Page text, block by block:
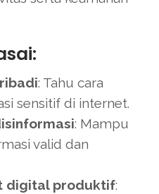
: Tahu cara
sensitif di internet.
: Mampu
valid dan
digital produktif: